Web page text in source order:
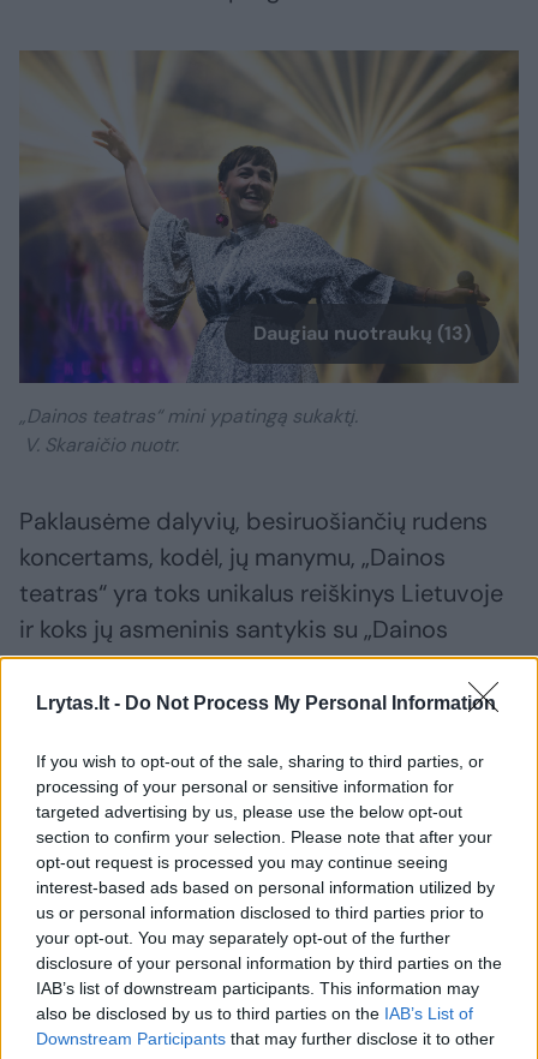
Lrytas.lt - Do Not Process My Personal Information
If you wish to opt-out of the sale, sharing to third parties, or
processing of your personal or sensitive information for
targeted advertising by us, please use the below opt-out
section to confirm your selection. Please note that after your
opt-out request is processed you may continue seeing
interest-based ads based on personal information utilized by
us or personal information disclosed to third parties prior to
your opt-out. You may separately opt-out of the further
disclosure of your personal information by third parties on the
IAB’s list of downstream participants. This information may
also be disclosed by us to third parties on the IAB’s List of
Downstream Participants that may further disclose it to other
Daugiau nuotraukų (13)
„Dainos teatras“ mini ypatingą sukaktį.
V. Skaraičio nuotr.
Paklausėme dalyvių, besiruošiančių rudens
koncertams, kodėl, jų manymu, „Dainos
teatras“ yra toks unikalus reiškinys Lietuvoje
ir koks jų asmeninis santykis su „Dainos
teatru“.
„Dainos teatras“ yra neatkartojamas muzikos
kolektyvas, kuriame kiekvienas narys buvo
asmenybė. Kūrybiškas ansamblis savo
dainomis ir atlikimu tiko ir vis dar tinka
plačiam klausytojų ratui. Jie nėjo lengviausiu
populiauraus žanro keliu, prisitaikymo keliu –
jie kūrė savitą, originalų muzikos skambesį iš